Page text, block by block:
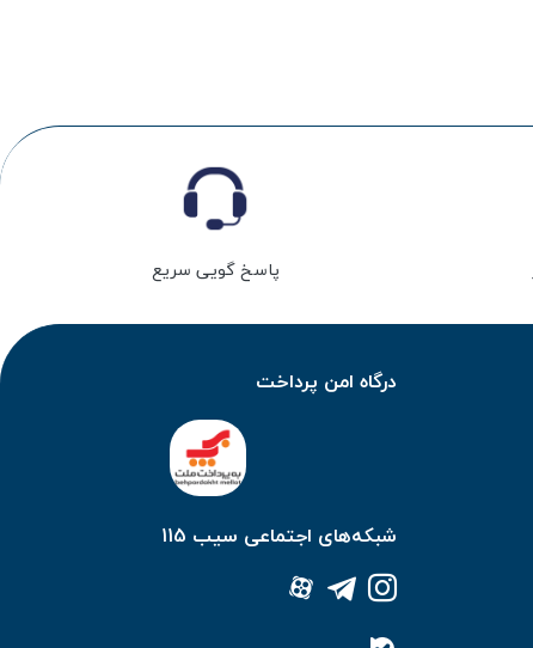
پاسخ گویی سریع
درگاه امن پرداخت
شبکه‌های اجتماعی سیب 115